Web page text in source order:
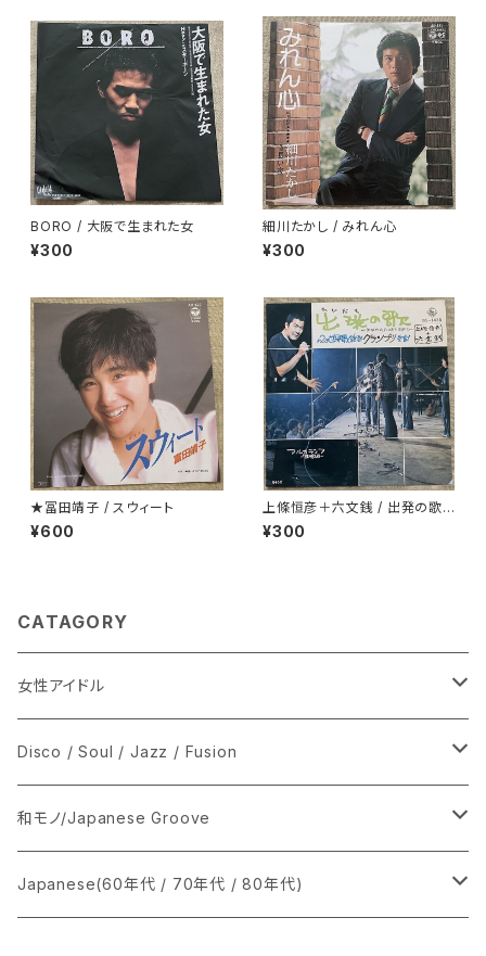
BORO / 大阪で生まれた女
¥300
細川たかし / みれん心
¥300
★冨田靖子 / スウィート
¥600
上條恒彦＋六文銭 / 出発の歌 -
失なわれた時を求めて-
¥300
CATAGORY
女性アイドル
シングル盤
あ行
か行
LP
CD
Disco / Soul / Jazz / Fusion
シングル盤
A
12インチ・シングル
和モノ/Japanese Groove
シングル盤
Japanese(60年代 / 70年代 / 80年代)